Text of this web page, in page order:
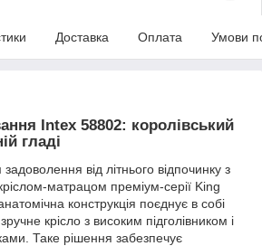
Доставка Оплата Умови
Intex 58802: королівський
гладі
від літнього відпочинку з
матрацом преміум-серії King
конструкція поєднує в собі
крісло з високим підголівником і
Таке рішення забезпечує